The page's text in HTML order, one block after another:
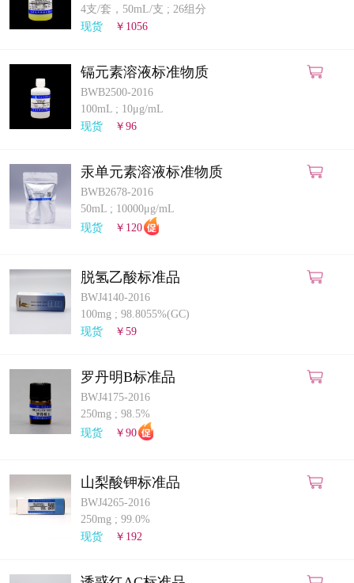
4支/套，50mL/支 ; 26组分
现货
￥1056
镉元素溶液标准物质
BWB2500-2016
100mL ; 10μg/mL
现货
￥96
汞单元素溶液标准物质
BWB2678-2016
50mL ; 10000μg/mL
现货
￥120
脱氢乙酸标准品
BWJ4140-2016
100mg ; 98.8055%(GC)
现货
￥59
罗丹明B标准品
BWJ4175-2016
250mg ; 98.5%
现货
￥90
山梨酸钾标准品
BWJ4265-2016
250mg ; 99.0%
现货
￥192